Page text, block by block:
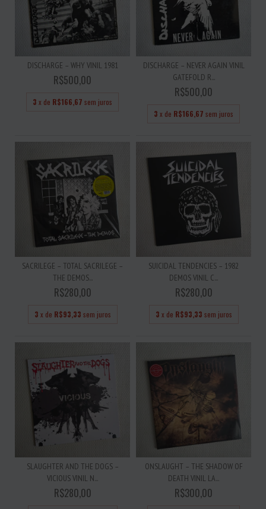
DISCHARGE – WHY VINIL 1981
R$500,00
3 x de R$166,67 sem juros
DISCHARGE – NEVER AGAIN VINIL
GATEFOLD R...
R$500,00
3 x de R$166,67 sem juros
SACRILEGE – TOTAL SACRILEGE –
THE DEMOS...
R$280,00
3 x de R$93,33 sem juros
SUICIDAL TENDENCIES – 1982
DEMOS VINIL C...
R$280,00
3 x de R$93,33 sem juros
SLAUGHTER AND THE DOGS –
VICIOUS VINIL N...
R$280,00
ONSLAUGHT – THE SHADOW OF
DEATH VINIL LA...
R$300,00